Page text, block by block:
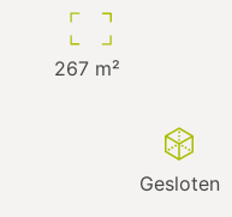
267m²
Gesloten